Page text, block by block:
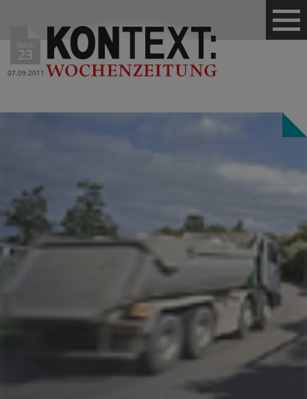
Ausg.
23
07.09.2011